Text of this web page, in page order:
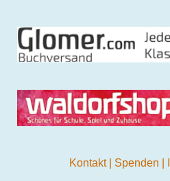
Kontakt Spenden